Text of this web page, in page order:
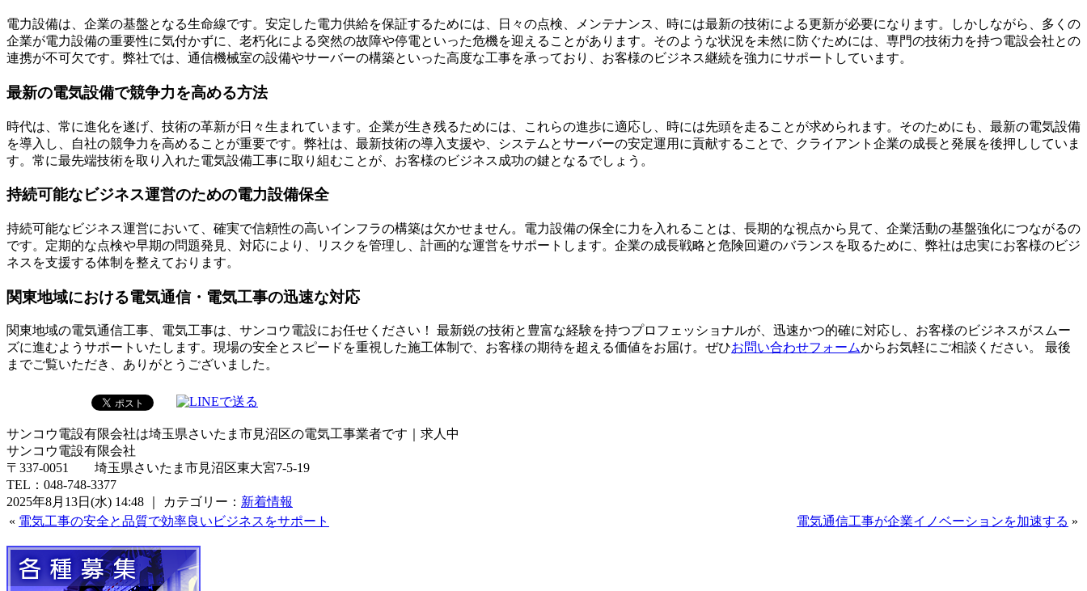
電力設備は、企業の基盤となる生命線です。安定した電力供給を保証するためには、日々の点検、メンテナンス、時には最新の技術による更新が必要になります。しかしながら、多くの
企業が電力設備の重要性に気付かずに、老朽化による突然の故障や停電といった危機を迎えることがあります。そのような状況を未然に防ぐためには、専門の技術力を持つ電設会社との
連携が不可欠です。弊社では、通信機械室の設備やサーバーの構築といった高度な工事を承っており、お客様のビジネス継続を強力にサポートしています。
最新の電気設備で競争力を高める方法
時代は、常に進化を遂げ、技術の革新が日々生まれています。企業が生き残るためには、これらの進歩に適応し、時には先頭を走ることが求められます。そのためにも、最新の電気設備
を導入し、自社の競争力を高めることが重要です。弊社は、最新技術の導入支援や、システムとサーバーの安定運用に貢献することで、クライアント企業の成長と発展を後押ししていま
す。常に最先端技術を取り入れた電気設備工事に取り組むことが、お客様のビジネス成功の鍵となるでしょう。
持続可能なビジネス運営のための電力設備保全
持続可能なビジネス運営において、確実で信頼性の高いインフラの構築は欠かせません。電力設備の保全に力を入れることは、長期的な視点から見て、企業活動の基盤強化につながるの
です。定期的な点検や早期の問題発見、対応により、リスクを管理し、計画的な運営をサポートします。企業の成長戦略と危険回避のバランスを取るために、弊社は忠実にお客様のビジ
ネスを支援する体制を整えております。
関東地域における電気通信・電気工事の迅速な対応
関東地域の電気通信工事、電気工事は、サンコウ電設にお任せください！ 最新鋭の技術と豊富な経験を持つプロフェッショナルが、迅速かつ的確に対応し、お客様のビジネスがスムー
ズに進むようサポートいたします。現場の安全とスピードを重視した施工体制で、お客様の期待を超える価値をお届け。ぜひお問い合わせフォームからお気軽にご相談ください。 最後
までご覧いただき、ありがとうございました。
サンコウ電設有限会社は埼玉県さいたま市見沼区の電気工事業者です｜求人中
サンコウ電設有限会社
〒337-0051 埼玉県さいたま市見沼区東大宮7-5-19
TEL：048-748-3377
2025年8月13日(水) 14:48 ｜ カテゴリー： 新着情報
« 電気工事の安全と品質で効率良いビジネスをサポート 電気通信工事が企業イノベーションを加速する »